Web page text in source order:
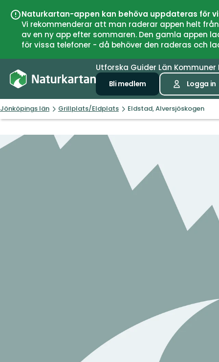
Naturkartan-appen kan behöva uppdateras för
Vi rekommenderar att man raderar appen helt
av en ny app efter sommaren. Den gamla
för vissa telefoner - då behöver den raderas och
Utforska Guider Län Kommuner
Bli medlem Logga in
Jönköpings län Grillplats/Eldplats Eldstad, Alversjöskogen